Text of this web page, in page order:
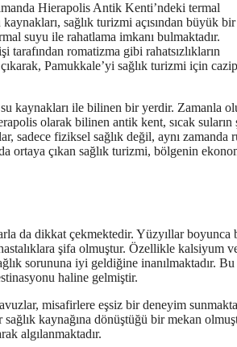
Hierapolis Antik Kenti’ndeki termal
sağlık turizmi açısından büyük
suyu ile rahatlama imkanı bulmaktadır.
romatizma gibi rahatsızlıkların
Pamukkale’yi sağlık turizmi için
su kaynakları ile bilinen bir yerdir. Zamanla
olarak bilinen antik kent, sıcak suların
sadece fiziksel sağlık değil, aynı zamanda
ortaya çıkan sağlık turizmi, bölgenin
da dikkat çekmektedir. Yüzyıllar boyunca
şifa olmuştur. Özellikle kalsiyum
sorununa iyi geldiğine inanılmaktadır. Bu
haline gelmiştir.
misafirlere eşsiz bir deneyim
kaynağına dönüştüğü bir mekan
algılanmaktadır.